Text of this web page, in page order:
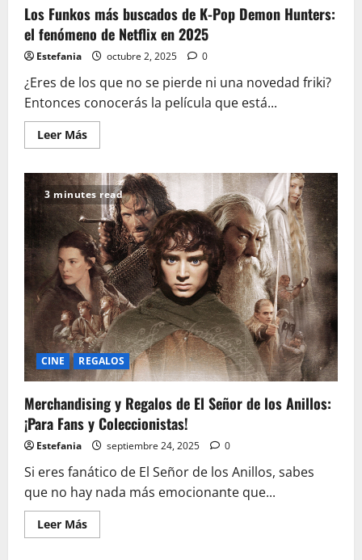
Los Funkos más buscados de K-Pop Demon Hunters:
el fenómeno de Netflix en 2025
Estefania octubre 2, 2025 0
¿Eres de los que no se pierde ni una novedad friki?
Entonces conocerás la película que está...
Leer MásLeer
más
Los
Funkos
más
buscados
de
K-
Pop
Demon
Hunters:
el
fenómeno
de
Netflix
en
2025
3 minutes read
CINE REGALOS
Merchandising y Regalos de El Señor de los Anillos:
¡Para Fans y Coleccionistas!
Estefania septiembre 24, 2025 0
Si eres fanático de El Señor de los Anillos, sabes
que no hay nada más emocionante que...
Leer MásLeer
más